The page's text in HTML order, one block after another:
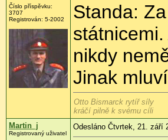
Číslo příspěvku:
3707
Registrován: 5-2002
Standa:
nikdy
Jinak
Otto Bismarck rytíř síly
kráčí pilně k svému cíli
Martin_j
Registrovaný uživatel
Odesláno Čtvrtek, 21. září